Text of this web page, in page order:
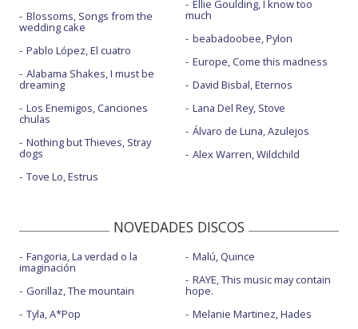
Blossoms, Songs from the
wedding cake
Pablo López, El cuatro
Alabama Shakes, I must be
dreaming
Los Enemigos, Canciones
chulas
Nothing but Thieves, Stray
dogs
Tove Lo, Estrus
Ellie Goulding, I know too
much
beabadoobee, Pylon
Europe, Come this madness
David Bisbal, Eternos
Lana Del Rey, Stove
Álvaro de Luna, Azulejos
Alex Warren, Wildchild
NOVEDADES DISCOS
Fangoria, La verdad o la
imaginación
Gorillaz, The mountain
Tyla, A*Pop
Malú, Quince
RAYE, This music may contain
hope.
Melanie Martinez, Hades